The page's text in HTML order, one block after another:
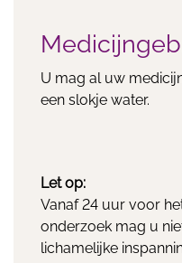
U mag al uw
een slokje water.
Let op:
Vanaf 24 uur voor
onderzoek mag u
lichamelijke